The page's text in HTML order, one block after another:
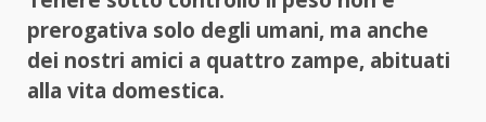
prerogativa solo degli umani, ma anche
dei nostri amici a quattro zampe, abituati
alla vita domestica.